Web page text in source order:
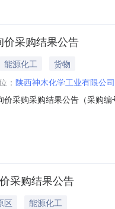
采购结果公告
能源化工
货物
： 陕西神木化学工业有限公司
采购采购结果公告（采购
集团物资有限公司化工产品
采购结果公告
区
能源化工